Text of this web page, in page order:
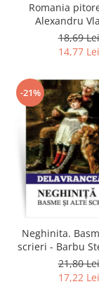
Romania
Alexandru
18,69 Lei
14,77 Lei
-21%
Neghinita.
scrieri - Barbu
21,80 Lei
17,22 Lei